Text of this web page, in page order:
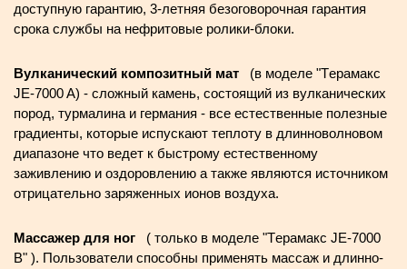
доступную гарантию, 3-летняя безоговорочная гарантия
срока службы на нефритовые ролики-блоки.
Вулканический композитный мат (в моделе "Tерамакс
JE-7000 A) - сложный камень, состоящий из вулканических
пород, турмалина и германия - все естественные полезные
градиенты, которые испускают теплоту в длинноволновом
диапазоне что ведет к быстрому естественному
заживлению и оздоровлению а также являются источником
отрицательно заряженных ионов воздуха.
Массажер для ног ( только в моделе "Tерамакс JE-7000
B" ). Пользователи способны применять массаж и длинно-